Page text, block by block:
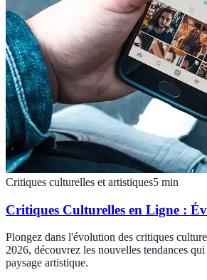
Critiques culturelles et artistiques5 min
Critiques Culturelles en Ligne :
Plongez dans l'évolution des critiques
2026, découvrez les nouvelles tendances
paysage artistique.